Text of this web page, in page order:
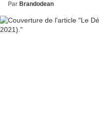
Par Brandodean